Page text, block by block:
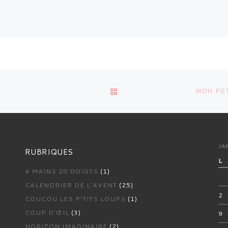
RETOUR À LA LISTE DES
MON
RUBRIQUES
4 MAINS 20 DOIGTS (1)
CALENDRIER DE L'AVENT (25)
COUCOU LES P'TITS LOUPS (1)
COUP D'ŒIL (3)
HORIZON IMAGINAIRE (2)
L
2
9